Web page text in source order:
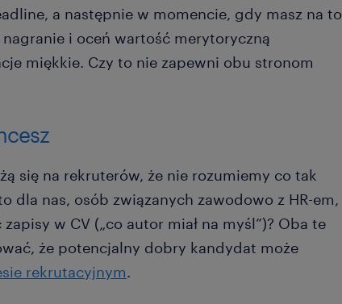
a następnie w momencie, gdy masz na to
i oceń wartość merytoryczną
miękkie. Czy to nie zapewni obu stronom
się na rekruterów, że nie rozumiemy co tak
dla nas, osób związanych zawodowo z HR-em,
w CV („co autor miał na myśl”)? Oba te
że potencjalny dobry kandydat może
rekrutacyjnym.